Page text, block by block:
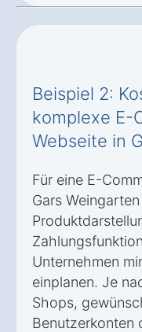
Beispiel 2:
komplexe E-
Webseite in
Für eine E-
Gars
Unternehmen
einplanen. Je
Shops,
Benutzerkonten